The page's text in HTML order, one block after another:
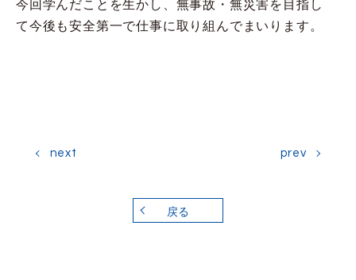
今回学んだことを生かし、無事故・無災害を目指し
て今後も安全第一で仕事に取り組んでまいります。
next prev
戻る